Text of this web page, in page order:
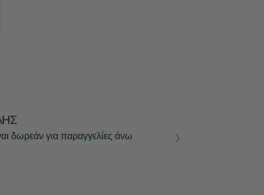
δωρεάν για παραγγελίες άνω